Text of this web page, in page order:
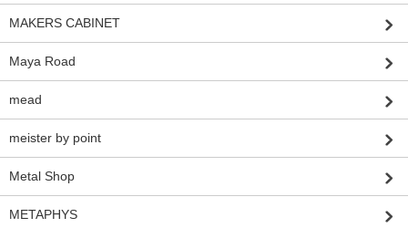
MAKERS CABINET
Maya Road
mead
meister by point
Metal Shop
METAPHYS